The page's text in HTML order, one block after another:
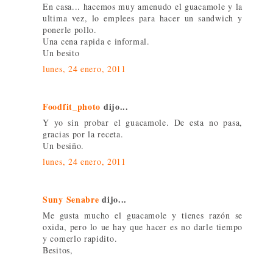
En casa... hacemos muy amenudo el guacamole y la
ultima vez, lo emplees para hacer un sandwich y
ponerle pollo.
Una cena rapida e informal.
Un besito
lunes, 24 enero, 2011
Foodfit_photo dijo...
Y yo sin probar el guacamole. De esta no pasa,
gracias por la receta.
Un besiño.
lunes, 24 enero, 2011
Suny Senabre dijo...
Me gusta mucho el guacamole y tienes razón se
oxida, pero lo ue hay que hacer es no darle tiempo
y comerlo rapidito.
Besitos,